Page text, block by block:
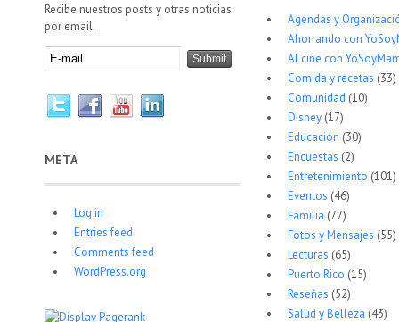
Recibe nuestros posts y otras noticias
por email.
META
Log in
Entries feed
Comments feed
WordPress.org
Agendas y
Ahorrando con
Al cine con
Comida y recetas (33)
Comunidad (10)
Disney(17)
Educación (30)
Encuestas (2)
Entretenimiento (101)
Eventos (46)
Familia (77)
Fotos y Mensajes (55)
Lecturas (65)
Puerto Rico (15)
Reseñas (52)
Salud y Belleza (43)